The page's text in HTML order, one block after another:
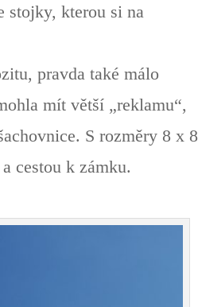
stojky, kterou si na
pravda také málo
mít větší „reklamu“,
S rozměry 8 x 8
cestou k zámku.